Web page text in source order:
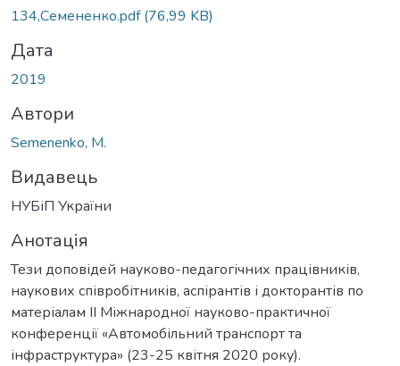
134,Семененко.pdf(76,99 KB)
Дата
2019
Автори
Semenenko, М.
Видавець
НУБіП України
Анотація
Тези доповідей науково-педагогічних працівників,
наукових співробітників, аспірантів і докторантів по
матеріалам ІІ Міжнародної науково-практичної
конференції «Автомобільний транспорт та
інфраструктура» (23-25 квітня 2020 року).